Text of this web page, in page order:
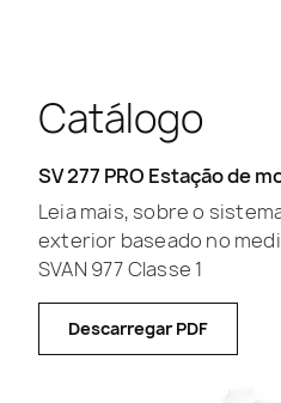
Catálogo
SV 277 PRO Estação de
Leia mais, sobre o
exterior baseado no
SVAN 977 Classe 1
Descarregar PDF